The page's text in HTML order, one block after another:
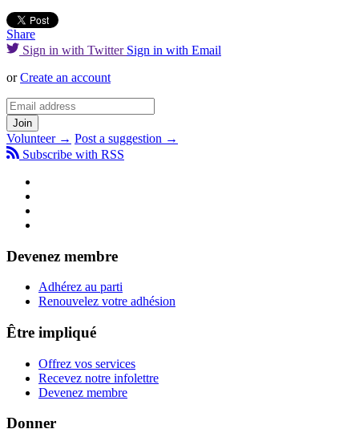
Share
Sign in with Twitter Sign in with Email
orCreate an account
Volunteer → Post a suggestion →
Subscribe with RSS
Devenez membre
Adhérez au parti
Renouvelez votre adhésion
Être impliqué
Offrez vos services
Recevez notre infolettre
Devenez membre
Donner